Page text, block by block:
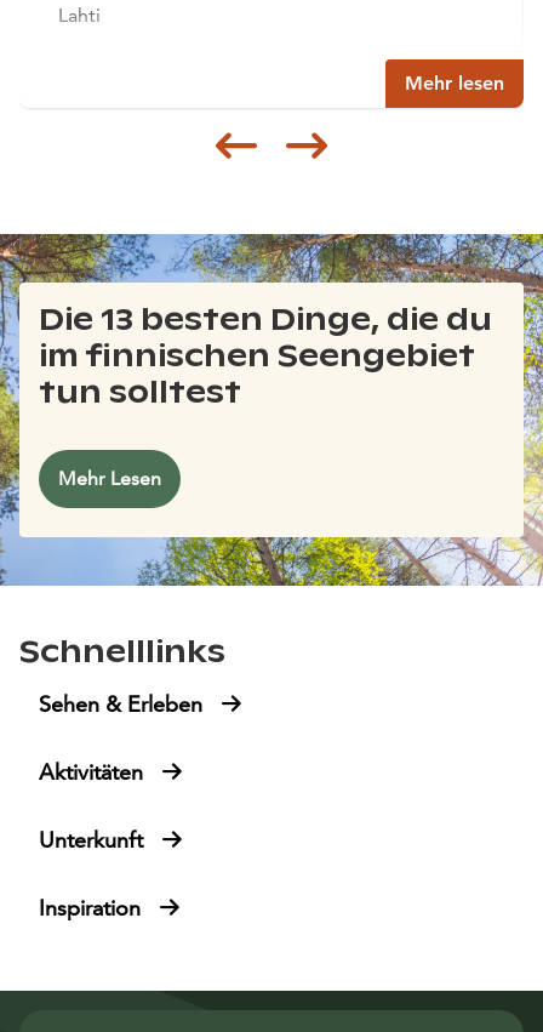
Lahti
Mehr lesen
Siirry edelliseen
Siirry
Die 13 besten Dinge, die du
im finnischen Seengebiet
tun solltest
Mehr Lesen
Schnelllinks
Sehen & Erleben
Aktivitäten
Unterkunft
Inspiration